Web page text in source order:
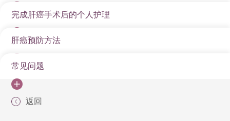
存活率
肝癌的存活率与其发现的阶段密切相关。早期发现的肝
癌患者，经过适当的治疗，如手术切除或肝脏移植，其
五年存活率可以达到50%至70%。然而，由于肝癌在早期
这大大降低了治疗效果和存活率。晚期肝癌患者的五年
进食被黄曲霉素污染食物
血色素沉著症
肝蛭于肝脏寄生
上腹及右肩疼痛
上腹痛楚、不适或有硬块
腹部积水
接受身体检查。与肝癌有关的检查包括：
甲胎蛋白血液检验
电脑扫描（CT Scan）
血管造影
治疗肝癌要视乎病人的情况而定，需考虑肿瘤种类和大
小、位置、扩散程度、病人的年龄和身体状况等等。
外科手术
即切除肿瘤连同部份肝脏。过去以剖腹（即传统方法）
为主，现在以微创方式切除肝癌已非常普及，例如使用
腹腔镜、机械臂和射频消融术，有助减少因为手术伤口
完成肝癌手术后的个人护理
饮食调整
维生素和矿物质的新鲜蔬菜与水果，以促进组织修复
生活习惯
肝癌预防方法
肝癌是一种高风险且难以早期发现的恶性肿瘤，因此预
防至关重要。透过健康的生活方式、定期筛检以及避免
高风险因素，可以有效降低肝癌的发病率。
常见问题
如初步发现肝癌的病征，应如何处
返回